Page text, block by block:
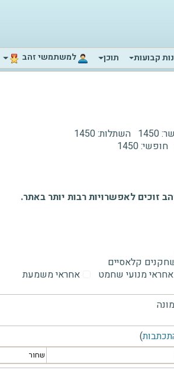
קבועות תוכן ‫למשתמשי זהב‬
1450 השתלות:1450
חופשי:1450
זוכים לאפשרויות רבות יותר באתר.
קלאסיים
אחראי מנועי שחמט אחראי משמעת
)
שחור